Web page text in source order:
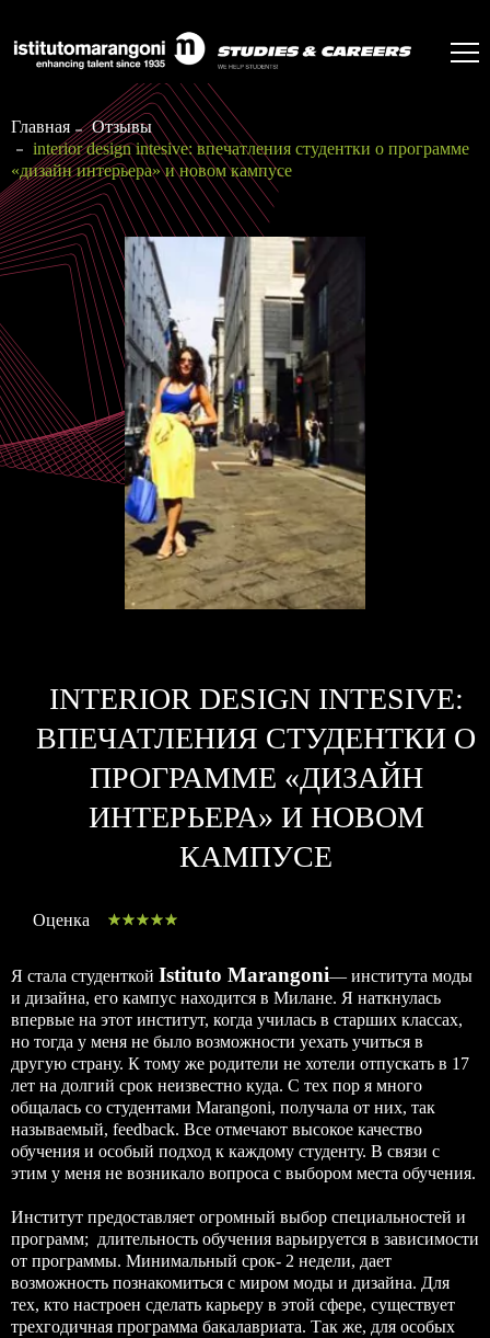
Главная
Отзывы
interior design intesive: впечатления студентки о программе
«дизайн интерьера» и новом кампусе
INTERIOR DESIGN INTESIVE:
ВПЕЧАТЛЕНИЯ СТУДЕНТКИ О
ПРОГРАММЕ «ДИЗАЙН
ИНТЕРЬЕРА» И НОВОМ
КАМПУСЕ
Оценка
Я стала студенткой Istituto Marangoni— института моды
и дизайна, его кампус находится в Милане. Я наткнулась
впервые на этот институт, когда училась в старших классах,
но тогда у меня не было возможности уехать учиться в
другую страну. К тому же родители не хотели отпускать в 17
лет на долгий срок неизвестно куда. С тех пор я много
общалась со студентами Marangoni, получала от них, так
называемый, feedback. Все отмечают высокое качество
обучения и особый подход к каждому студенту. В связи с
этим у меня не возникало вопроса с выбором места обучения.
Институт предоставляет огромный выбор специальностей и
программ; длительность обучения варьируется в зависимости
от программы. Минимальный срок- 2 недели, дает
возможность познакомиться с миром моды и дизайна. Для
тех, кто настроен сделать карьеру в этой сфере, существует
трехгодичная программа бакалавриата. Так же, для особых